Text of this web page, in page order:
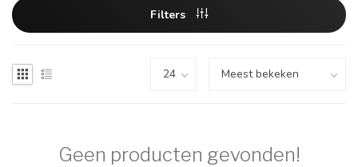
Filters
Geen producten gevonden!